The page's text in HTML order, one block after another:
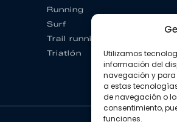
Utilizamos
información del
navegación y para
a estas
de navegación o
consentimiento,
funciones.
Running
Surf
Trail running
Triatlón